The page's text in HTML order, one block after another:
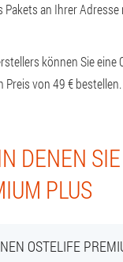
an Ihrer Adresse
können Sie eine
von 49 € bestellen.
DENEN
PLUS
OSTELIFE